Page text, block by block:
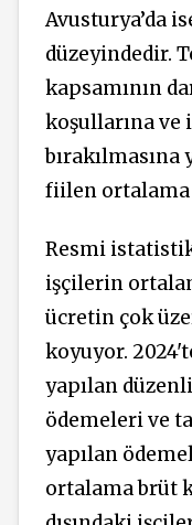
Avusturya’da
düzeyindedir.
kapsamının
koşullarına
bırakılmasına
fiilen
Resmi
işçilerin
ücretin çok
koyuyor.
yapılan
ödemeleri ve
yapılan
ortalama brüt